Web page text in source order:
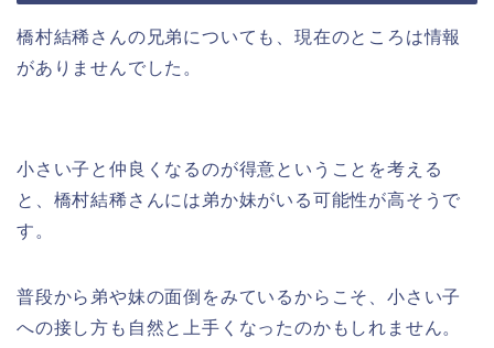
橋村結稀さんの兄弟についても、現在のところは情報
がありませんでした。
小さい子と仲良くなるのが得意ということを考える
と、橋村結稀さんには弟か妹がいる可能性が高そうで
す。
普段から弟や妹の面倒をみているからこそ、小さい子
への接し方も自然と上手くなったのかもしれません。